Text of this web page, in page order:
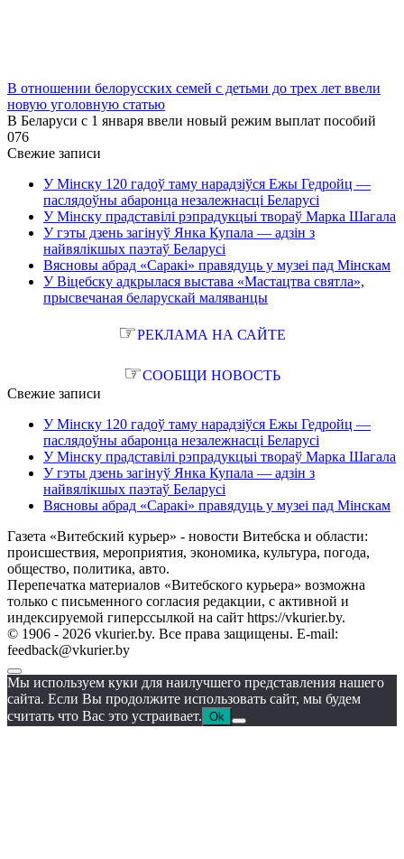
В отношении белорусских семей с детьми до трех лет ввели
новую уголовную статью
В Беларуси с 1 января ввели новый режим выплат пособий
076
Свежие записи
У Мінску 120 гадоў таму нарадзіўся Ежы Гедройц —
паслядоўны абаронца незалежнасці Беларусі
У Мінску прадставілі рэпрадукцыі твораў Марка Шагала
У гэты дзень загінуў Янка Купала — адзін з
найвялікшых паэтаў Беларусі
Вясновы абрад «Саракі» правядуць у музеі пад Мінскам
У Віцебску адкрылася выстава «Мастацтва святла»,
прысвечаная беларускай маляванцы
☞РЕКЛАМА НА САЙТЕ
☞СООБЩИ НОВОСТЬ
Свежие записи
У Мінску 120 гадоў таму нарадзіўся Ежы Гедройц —
паслядоўны абаронца незалежнасці Беларусі
У Мінску прадставілі рэпрадукцыі твораў Марка Шагала
У гэты дзень загінуў Янка Купала — адзін з
найвялікшых паэтаў Беларусі
Вясновы абрад «Саракі» правядуць у музеі пад Мінскам
Газета «Витебский курьер» - новости Витебска и области:
происшествия, мероприятия, экономика, культура, погода,
общество, политика, авто.
Перепечатка материалов «Витебского курьера» возможна
только с письменного согласия редакции, с активной и
индексируемой гиперссылкой на сайт https://vkurier.by.
© 1906 - 2026 vkurier.by. Все права защищены. E-mail:
feedback@vkurier.by
Мы используем куки для наилучшего представления нашего
сайта. Если Вы продолжите использовать сайт, мы будем
считать что Вас это устраивает. Ok